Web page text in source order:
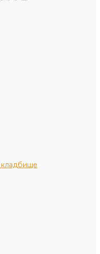
кладбище